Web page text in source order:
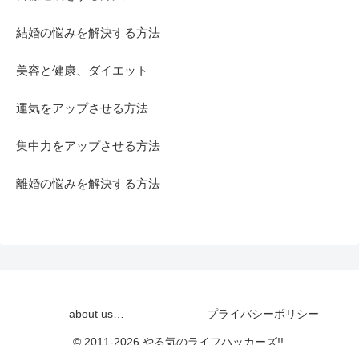
結婚の悩みを解決する方法
美容と健康、ダイエット
運気をアップさせる方法
集中力をアップさせる方法
離婚の悩みを解決する方法
about us… プライバシーポリシー
© 2011-2026 やる気のライフハッカーズ!!.